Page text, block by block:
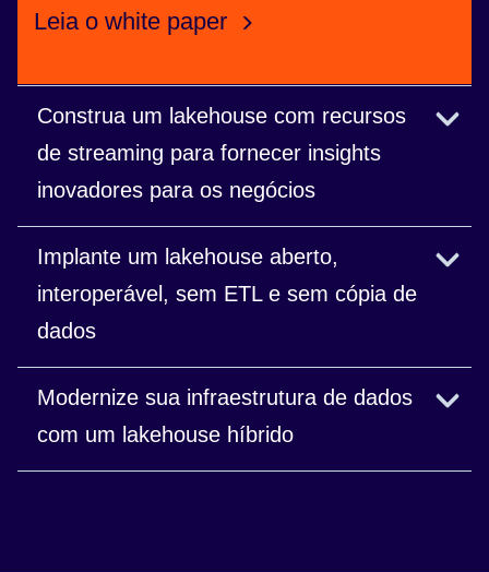
Leia o white paper
Construa um lakehouse com recursos
de streaming para fornecer insights
inovadores para os negócios
Conecte fontes de streaming para decisões
quase em tempo real.
Implante um lakehouse aberto,
interoperável, sem ETL e sem cópia de
dados
Compartilhe dados com facilidade e segurança
em diferentes unidades de negócios e parceiros
sem nunca copiar os dados.
Modernize sua infraestrutura de dados
com um lakehouse híbrido